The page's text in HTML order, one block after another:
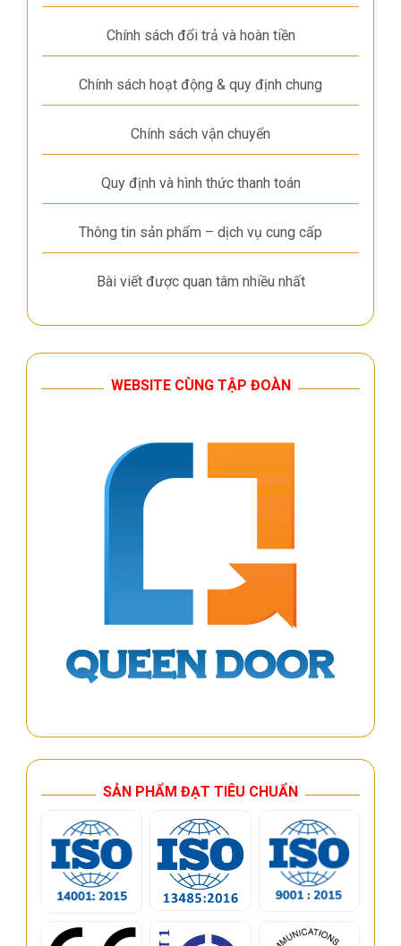
Chính sách đổi trả và hoàn tiền
Chính sách hoạt động & quy định chung
Chính sách vận chuyển
Quy định và hình thức thanh toán
Thông tin sản phẩm – dịch vụ cung cấp
Bài viết được quan tâm nhiều nhất
WEBSITE CÙNG TẬP ĐOÀN
SẢN PHẨM ĐẠT TIÊU CHUẨN